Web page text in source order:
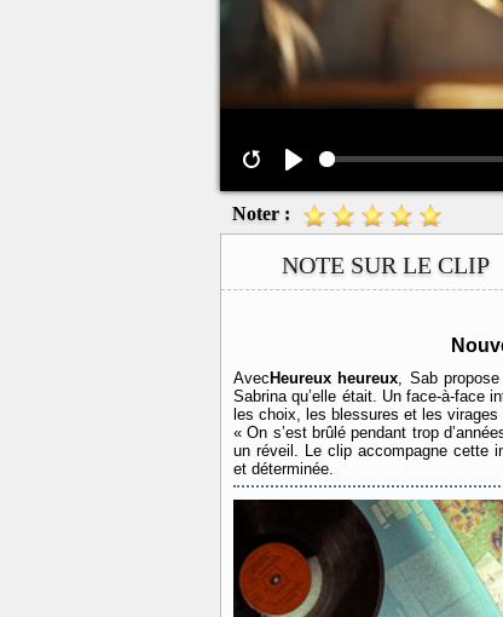
Noter :
NOTE SUR LE CLIP
Avec Heureux heureux, Sab
Sabrina qu’elle était. Un face-à-face
les choix, les blessures et les virages
« On s’est brûlé pendant trop
un réveil. Le clip accompagne cette
et déterminée.